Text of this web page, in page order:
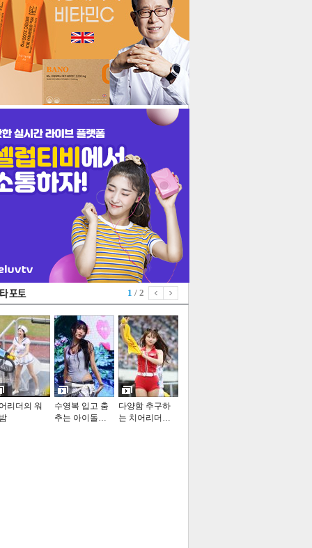
포토
1 / 2
리더의 워
수영복 입고 춤
추는 아이돌…
다양함 추구하
는 치어리더…